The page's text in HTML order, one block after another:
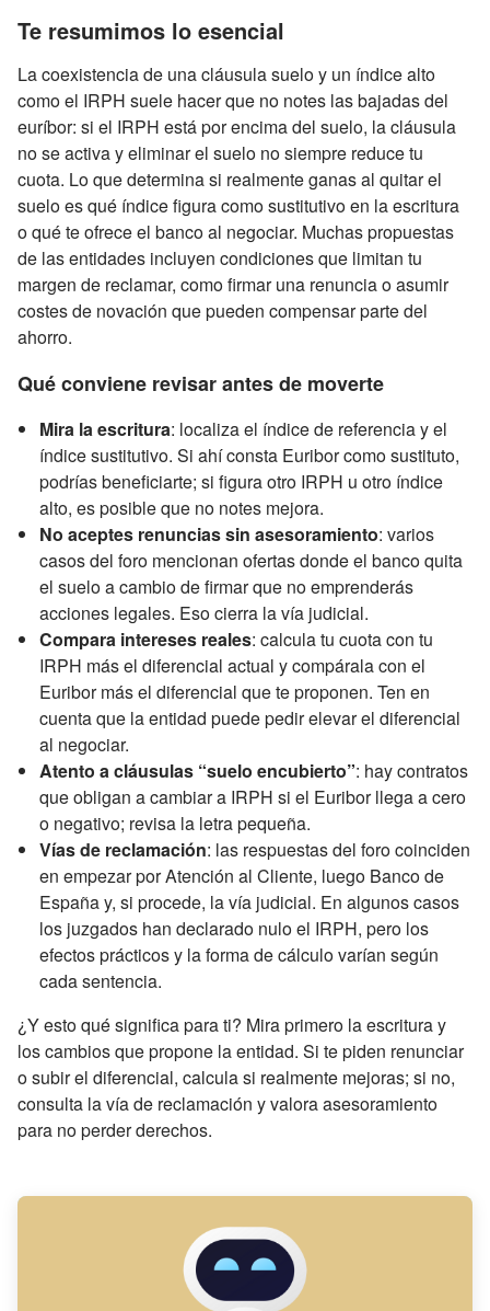
Te resumimos lo esencial
La coexistencia de una cláusula suelo y un índice alto
como el IRPH suele hacer que no notes las bajadas del
euríbor: si el IRPH está por encima del suelo, la cláusula
no se activa y eliminar el suelo no siempre reduce tu
cuota. Lo que determina si realmente ganas al quitar el
suelo es qué índice figura como sustitutivo en la escritura
o qué te ofrece el banco al negociar. Muchas propuestas
de las entidades incluyen condiciones que limitan tu
margen de reclamar, como firmar una renuncia o asumir
costes de novación que pueden compensar parte del
ahorro.
Qué conviene revisar antes de moverte
Mira la escritura: localiza el índice de referencia y el
índice sustitutivo. Si ahí consta Euribor como sustituto,
podrías beneficiarte; si figura otro IRPH u otro índice
alto, es posible que no notes mejora.
No aceptes renuncias sin asesoramiento: varios
casos del foro mencionan ofertas donde el banco quita
el suelo a cambio de firmar que no emprenderás
acciones legales. Eso cierra la vía judicial.
Compara intereses reales: calcula tu cuota con tu
IRPH más el diferencial actual y compárala con el
Euribor más el diferencial que te proponen. Ten en
cuenta que la entidad puede pedir elevar el diferencial
al negociar.
Atento a cláusulas “suelo encubierto”: hay contratos
que obligan a cambiar a IRPH si el Euribor llega a cero
o negativo; revisa la letra pequeña.
Vías de reclamación: las respuestas del foro coinciden
en empezar por Atención al Cliente, luego Banco de
España y, si procede, la vía judicial. En algunos casos
los juzgados han declarado nulo el IRPH, pero los
efectos prácticos y la forma de cálculo varían según
cada sentencia.
¿Y esto qué significa para ti? Mira primero la escritura y
los cambios que propone la entidad. Si te piden renunciar
o subir el diferencial, calcula si realmente mejoras; si no,
consulta la vía de reclamación y valora asesoramiento
para no perder derechos.